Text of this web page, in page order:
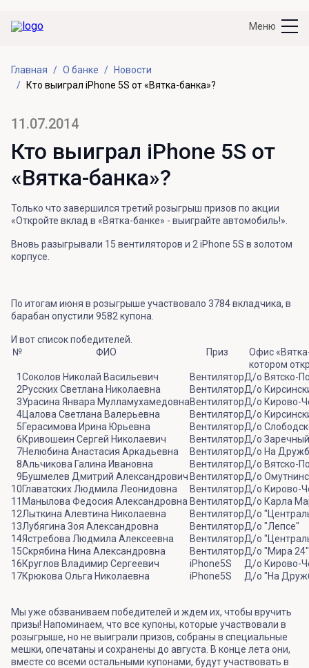
Меню
Главная О банке
Новости
Кто выиграл iPhone 5S от «Вятка-банка»?
11.07.2014
Кто выиграл iPhone 5S от
«Вятка-банка»?
Только что завершился третий розыгрыш призов по акции
«Откройте вклад в «Вятка-банке» - выиграйте автомобиль!».
Вновь разыгрывали 15 вентиляторов и 2 iPhone 5S в золотом
корпусе.
По итогам июня в розыгрыше участвовало 3784 вкладчика, в
барабан опустили 9582 купона.
И вот список победителей.
№
ФИО Приз
Офис
котором
1Соколов Николай Васильевич ВентиляторД/о Вятско-
2Русских Светлана Николаевна ВентиляторД/о
3Урасина Январа МулламухамедовнаВентиляторД/о Кирово-
4Цалова Светлана Валерьевна ВентиляторД/о
5Герасимова Ирина Юрьевна ВентиляторД/о
6Кривошеин Сергей Николаевич ВентиляторД/о Заречный
7Нелюбина Анастасия Аркадьевна ВентиляторД/о На
8Альчикова Галина Ивановна ВентиляторД/о Вятско-
9Бушмелев Дмитрий Александрович ВентиляторД/о
10Главатских Людмила Леонидовна ВентиляторД/о Кирово-
11 Манылова Федосия Александровна ВентиляторД/о Карла
12Лыткина Алевтина Николаевна ВентиляторД/о
13Лубягина Зоя Александровна ВентиляторД/о "Лепсе"
14Ястребова Людмила Алексеевна ВентиляторД/о
15Скрябина Нина Александровна ВентиляторД/о "Мира
16Круглов Владимир Сергеевич iPhone5S
Д/о Кирово-
17Крюкова Ольга Николаевна iPhone5S Д/о "На
Мы уже обзваниваем победителей и ждем их, чтобы вручить
призы! Напоминаем, что все купоны, которые участвовали в
розыгрыше, но не выиграли призов, собраны в специальные
мешки, опечатаны и сохранены до августа. В конце лета они,
вместе со всеми остальными купонами, будут участвовать в